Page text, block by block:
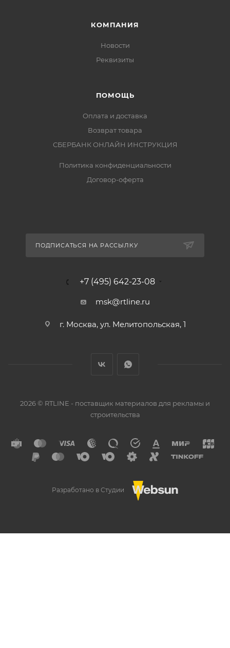
КОМПАНИЯ
Новости
Реквизиты
ПОМОЩЬ
Оплата и доставка
Возврат товара
СБЕРБАНК ОНЛАЙН ИНСТРУКЦИЯ
Политика конфиденциальности
Договор-оферта
ПОДПИСАТЬСЯ НА РАССЫЛКУ
+7 (495) 642-23-08
msk@rtline.ru
г. Москва, ул. Мелитопольская, 1
2026 © RTLINE - поставщик материалов для рекламы и
строительства
Разработано в Студии